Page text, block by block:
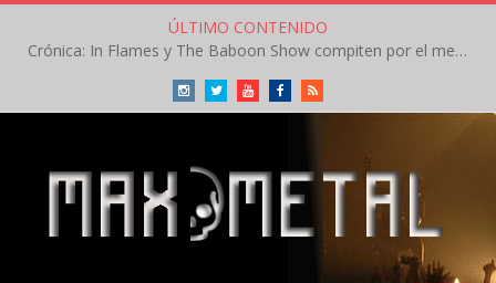
ÚLTIMO CONTENIDO
Crónica: In Flames y The Baboon Show compiten por el mejor concierto del día en el Leyendas del Rock – Viernes – Agosto 2026
InstagramTwitterYoutubeFacebookRSS